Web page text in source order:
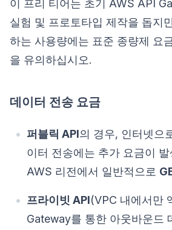
이 프리 티어는 초기 AWS API
실험 및 프로토타입 제작을 돕지
하는 사용량에는 표준 종량제 요
을 유의하십시오.
데이터 전송 요금
퍼블릭 API의 경우, 인터넷으
이터 전송에는 추가 요금이
AWS 리전에서 일반적으로
프라이빗 API(VPC 내에서만
Gateway를 통한 아웃바운드